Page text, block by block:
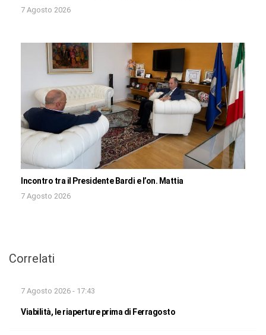
7 Agosto 2026
Incontro tra il Presidente Bardi e l’on. Mattia
7 Agosto 2026
Correlati
7 Agosto 2026 - 17:43
Viabilità, le riaperture prima di Ferragosto